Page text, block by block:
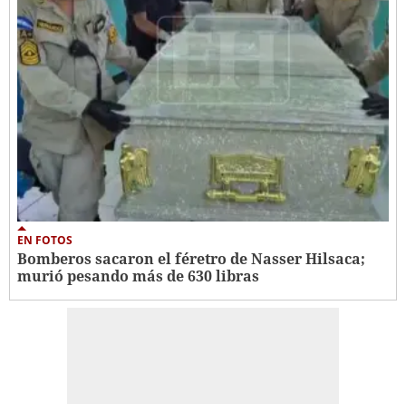
EN FOTOS
Bomberos sacaron el féretro de Nasser Hilsaca;
murió pesando más de 630 libras